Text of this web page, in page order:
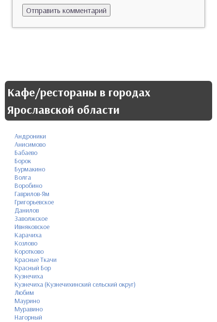
Кафе/рестораны в городах
Ярославской области
Андроники
Анисимово
Бабаево
Борок
Бурмакино
Волга
Воробино
Гаврилов-Ям
Григорьевское
Данилов
Заволжское
Ивняковское
Карачиха
Козлово
Коротково
Красные Ткачи
Красный Бор
Кузнечиха
Кузнечиха (Кузнечихинский сельский округ)
Любим
Маурино
Муравино
Нагорный